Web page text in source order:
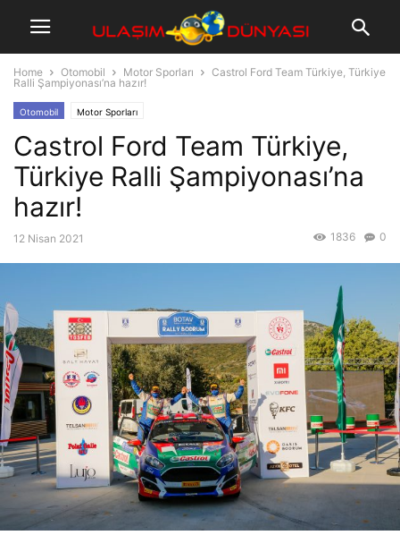
Home Otomobil Motor Sporları
Castrol Ford Team Türkiye, Türkiye
Ralli Şampiyonası’na hazır!
Otomobil Motor Sporları
Castrol Ford Team Türkiye,
Türkiye Ralli Şampiyonası’na
hazır!
12 Nisan 2021 0
1836